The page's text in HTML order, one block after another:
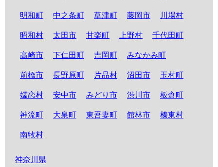
明和町 中之条町 草津町 藤岡市 川場村
昭和村 太田市 甘楽町 上野村 千代田町
高崎市 下仁田町 吉岡町 みなかみ町
前橋市 長野原町 片品村 沼田市 玉村町
嬬恋村 安中市 みどり市 渋川市 板倉町
神流町 大泉町 東吾妻町 館林市 榛東村
南牧村
神奈川県